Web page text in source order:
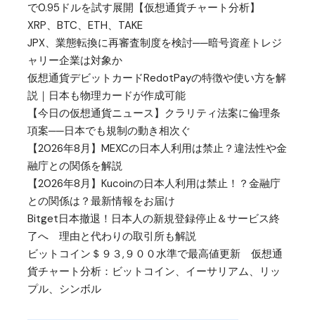
で0.95ドルを試す展開【仮想通貨チャート分析】
XRP、BTC、ETH、TAKE
JPX、業態転換に再審査制度を検討──暗号資産トレジ
ャリー企業は対象か
仮想通貨デビットカードRedotPayの特徴や使い方を解
説｜日本も物理カードが作成可能
【今日の仮想通貨ニュース】クラリティ法案に倫理条
項案──日本でも規制の動き相次ぐ
【2026年8月】MEXCの日本人利用は禁止？違法性や金
融庁との関係を解説
【2026年8月】Kucoinの日本人利用は禁止！？金融庁
との関係は？最新情報をお届け
Bitget日本撤退！日本人の新規登録停止＆サービス終
了へ 理由と代わりの取引所も解説
ビットコイン＄９３,９００水準で最高値更新 仮想通
貨チャート分析：ビットコイン、イーサリアム、リッ
プル、シンボル